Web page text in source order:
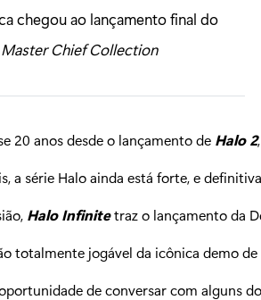
chegou ao lançamento final do
Master Chief Collection
20 anos desde o lançamento de Halo 2
a série Halo ainda está forte, e
Halo Infinitetraz o lançamento da
totalmente jogável da icônica demo
de conversar com alguns